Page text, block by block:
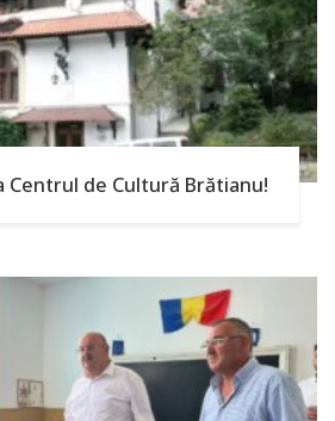
Centrul de Cultură Brătianu!